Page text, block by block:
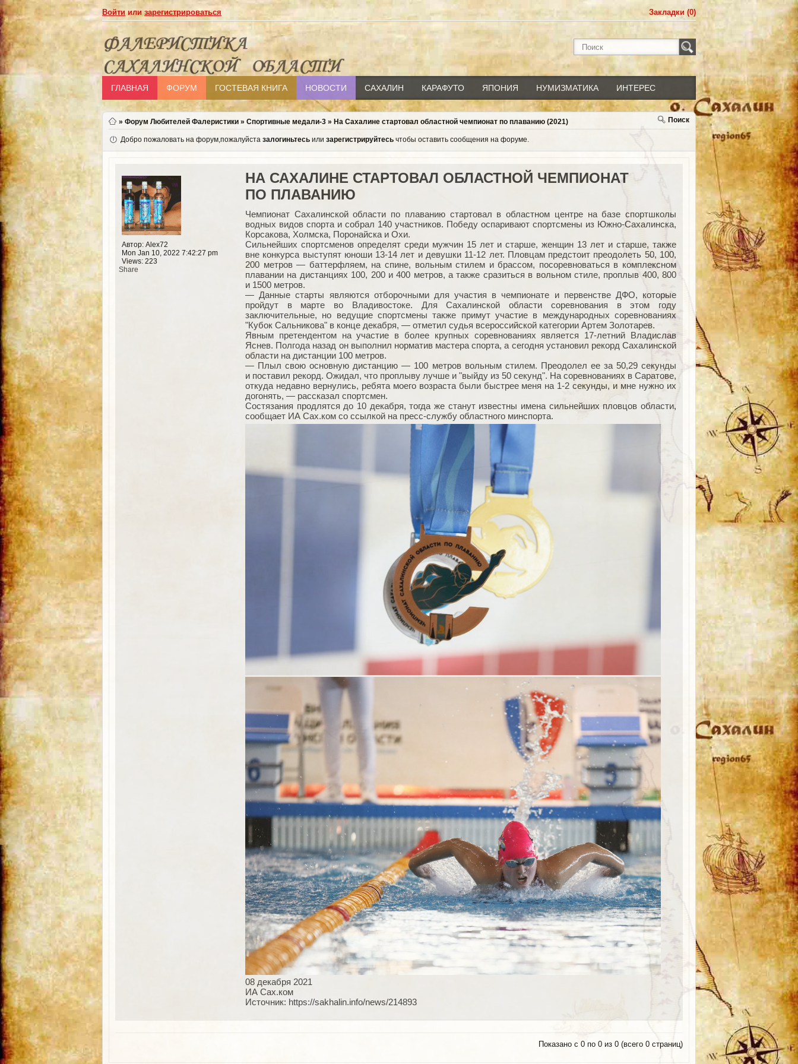
Войти илизарегистрироваться Закладки (0)
ГЛАВНАЯ ФОРУМ ГОСТЕВАЯ КНИГА НОВОСТИ САХАЛИН КАРАФУТО ЯПОНИЯ НУМИЗМАТИКА ИНТЕРЕС
» Форум Любителей Фалеристики » Спортивные медали-3 » На Сахалине стартовал областной чемпионат по плаванию (2021) Поиск
Добро пожаловать на форум,пожалуйста залогиньтесь или зарегистрируйтесь чтобы оставить сообщения на форуме.
Автор: Alex72
Mon Jan 10, 2022 7:42:27 pm
Views: 223
Share
НА САХАЛИНЕ СТАРТОВАЛ ОБЛАСТНОЙ ЧЕМПИОНАТ
ПО ПЛАВАНИЮ
Чемпионат Сахалинской области по плаванию стартовал в областном центре на базе спортшколы
водных видов спорта и собрал 140 участников. Победу оспаривают спортсмены из Южно-Сахалинска,
Корсакова, Холмска, Поронайска и Охи.
Сильнейших спортсменов определят среди мужчин 15 лет и старше, женщин 13 лет и старше, также
вне конкурса выступят юноши 13‑14 лет и девушки 11‑12 лет. Пловцам предстоит преодолеть 50, 100,
200 метров — баттерфляем, на спине, вольным стилем и брассом, посоревноваться в комплексном
плавании на дистанциях 100, 200 и 400 метров, а также сразиться в вольном стиле, проплыв 400, 800
и 1500 метров.
— Данные старты являются отборочными для участия в чемпионате и первенстве ДФО, которые
пройдут в марте во Владивостоке. Для Сахалинской области соревнования в этом году
заключительные, но ведущие спортсмены также примут участие в международных соревнованиях
"Кубок Сальникова" в конце декабря, — отметил судья всероссийской категории Артем Золотарев.
Явным претендентом на участие в более крупных соревнованиях является 17-летний Владислав
Яснев. Полгода назад он выполнил норматив мастера спорта, а сегодня установил рекорд Сахалинской
области на дистанции 100 метров.
— Плыл свою основную дистанцию — 100 метров вольным стилем. Преодолел ее за 50,29 секунды
и поставил рекорд. Ожидал, что проплыву лучше и "выйду из 50 секунд". На соревнованиях в Саратове,
откуда недавно вернулись, ребята моего возраста были быстрее меня на 1‑2 секунды, и мне нужно их
догонять, — рассказал спортсмен.
Состязания продлятся до 10 декабря, тогда же станут известны имена сильнейших пловцов области,
сообщает ИА Сах.ком со ссылкой на пресс-службу областного минспорта.
08 декабря 2021
ИА Сах.ком
Источник: https://sakhalin.info/news/214893
Показано с 0 по 0 из 0 (всего 0 страниц)